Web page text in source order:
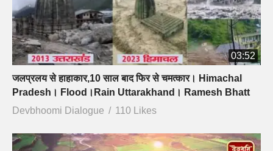
03:52
जलप्रलय से हाहाकार,10 साल बाद फिर से चमत्कार। Himachal
Pradesh। Flood।Rain Uttarakhand। Ramesh Bhatt
Devbhoomi Dialogue
110 Likes